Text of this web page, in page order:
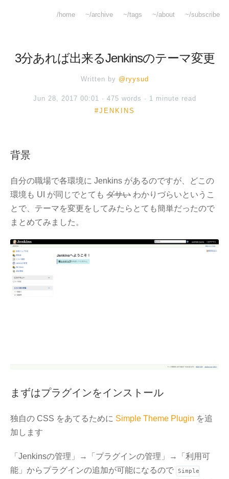
/home ~/archive ~/tags ~/about ~/subscribe
3分あれば出来るJenkinsのテーマ変更
Written by @ryysud
Jun 28, 2017 00:01 · 475 words · 1 minute read
#JENKINS
背景
自分の職場で各環境に Jenkins があるのですが、どこの
環境も UI が同じでとても ダサい わかりづらいというこ
とで、テーマを変更をしてみたらとても簡単だったので
まとめてみました。
まずはプラグインをインストール
独自の CSS をあてるために Simple Theme Plugin を追
加します
「Jenkinsの管理」→「プラグインの管理」→「利用可
能」からプラグインの追加が可能になるので
Simple